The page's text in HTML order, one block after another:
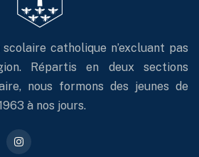
catholique n’excluant pas
Répartis en deux sections
nous formons des jeunes de
à nos jours.